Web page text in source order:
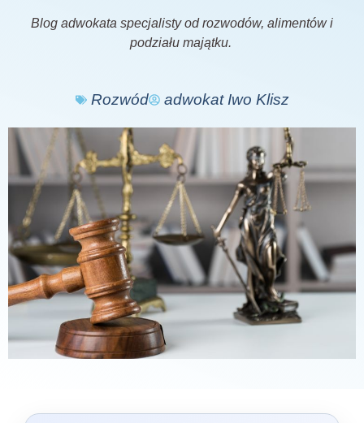
Blog adwokata specjalisty od rozwodów, alimentów i
podziału majątku.
Rozwód adwokat Iwo Klisz